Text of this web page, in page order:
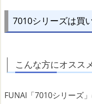
7010シリーズは買
こんな方にオスス
FUNAI「7010シリーズ